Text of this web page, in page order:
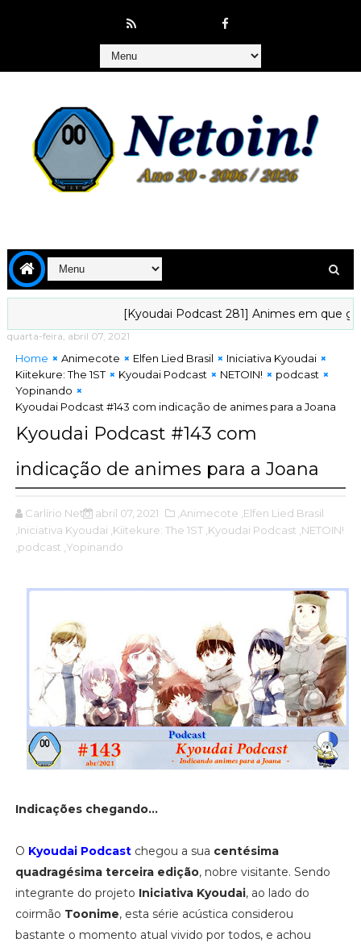
[Kyoudai Podcast 281] Animes em que
quarta-feira, abril 07, 2021
Home Animecote Elfen Lied Brasil
Iniciativa Kyoudai
Kiitekure: The 1ST
Kyoudai Podcast NETOIN!
podcast
Yopinando
Kyoudai Podcast #143 com indicação de animes para a Joana
Kyoudai Podcast #143 com
indicação de animes para a Joana
Carlírio Neto abril 07, 2021 ,Animecote ,Elfen Lied Brasil
,Iniciativa Kyoudai ,Kiitekure: The 1ST ,Kyoudai Podcast ,NETOIN!
,podcast ,Yopinando
Indicações chegando...
O Kyoudai Podcastchegou a sua centésima
quadragésima terceira edição, nobre visitante. Sendo
integrante do projeto Iniciativa Kyoudai, ao lado do
coirmão Toonime, esta série acústica considerou
bastante o momento atual vivido por todos, e achou